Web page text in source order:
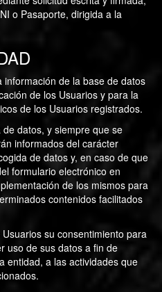
o Pasaporte, dirigida a la
de la base de datos
de los Usuarios y para la
de los Usuarios registrados.
datos, y siempre que se
informados del carácter
de datos y, en caso de que
formulario electrónico en
de los mismos para
contenidos facilitados
su consentimiento para
uso de sus datos a fin de
entidad, a las actividades que